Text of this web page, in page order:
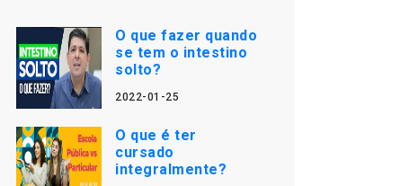
O que fazer quando
se tem o intestino
solto?
2022-01-25
O que é ter
cursado
integralmente?